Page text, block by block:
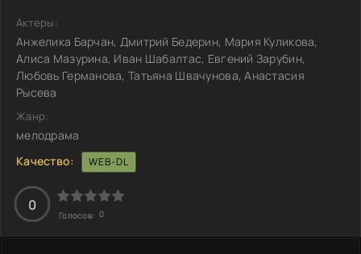
Актеры:
Анжелика Барчан, Дмитрий Бедерин, Мария Куликова,
Алиса Мазурина, Иван Шабалтас, Евгений Зарубин,
Любовь Германова, Татьяна Швачунова, Анастасия
Рысева
Жанр:
мелодрама
Качество:
WEB-DL
0
Голосов: 0